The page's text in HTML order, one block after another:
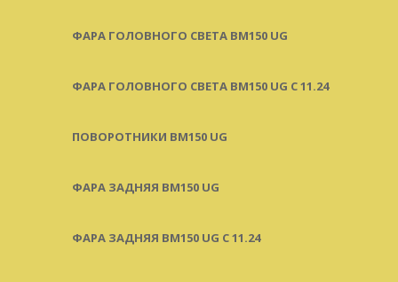
ФАРА ГОЛОВНОГО СВЕТА BM150 UG
ФАРА ГОЛОВНОГО СВЕТА BM150 UG C 11.24
ПОВОРОТНИКИ BM150 UG
ФАРА ЗАДНЯЯ BM150 UG
ФАРА ЗАДНЯЯ BM150 UG С 11.24